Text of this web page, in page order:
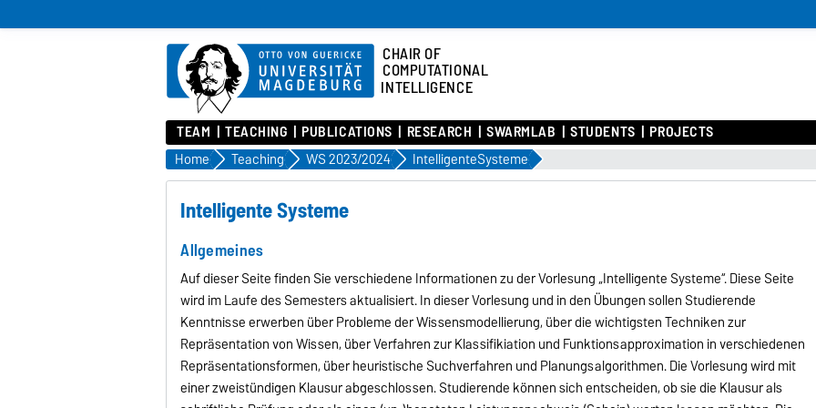
CHAIR OF
COMPUTATIONAL
INTELLIGENCE
TEAM TEACHING PUBLICATIONS RESEARCH SWARMLAB STUDENTS PROJECTS
Home Teaching WS 2023/2024 IntelligenteSysteme
Intelligente Systeme
Allgemeines
Auf dieser Seite finden Sie verschiedene Informationen zu der Vorlesung „Intelligente Systeme“. Diese Seite
wird im Laufe des Semesters aktualisiert. In dieser Vorlesung und in den Übungen sollen Studierende
Kenntnisse erwerben über Probleme der Wissensmodellierung, über die wichtigsten Techniken zur
Repräsentation von Wissen, über Verfahren zur Klassifikiation und Funktionsapproximation in verschiedenen
Repräsentationsformen, über heuristische Suchverfahren und Planungsalgorithmen. Die Vorlesung wird mit
einer zweistündigen Klausur abgeschlossen. Studierende können sich entscheiden, ob sie die Klausur als